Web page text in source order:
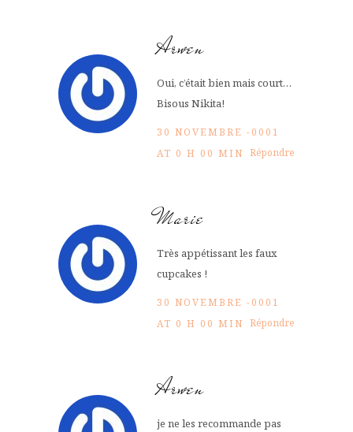
Arwen
Oui, c’était bien mais court…
Bisous Nikita!
30 NOVEMBRE -0001
AT 0 H 00 MIN Répondre
Marie
Très appétissant les faux
cupcakes !
30 NOVEMBRE -0001
AT 0 H 00 MIN Répondre
Arwen
je ne les recommande pas